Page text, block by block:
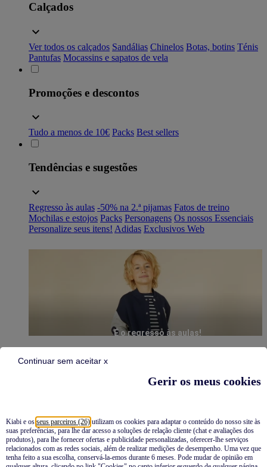
Gerir os meus cookies
Kiabi e os seus parceiros (26) utilizam os cookies para adaptar o conteúdo do nosso site às
suas preferências, para lhe dar acesso a soluções de relação cliente (chat e avaliações dos
produtos), para lhe fornecer ofertas e publicidade personalizadas, oferecer-lhe serviços
relacionados com as redes sociais, além de realizar medições de desempenho. Uma vez que
tenha feito a sua escolha, conservá-la-emos durante 6 meses. Pode mudar de opinião em
Continuar sem aceitar x
Calçados
Ver todos os calçados Sandálias Chinelos Botas, botins Ténis
Pantufas Mocassins e sapatos de vela
Promoções e descontos
Tudo a menos de 10€ Packs Best sellers
Tendências e sugestões
Regresso às aulas -50% na 2.ª pijamas Fatos de treino
Mochilas e estojos Packs Personagens Os nossos Essenciais
Personalize seus itens! Adidas Exclusivos Web
É o regresso às aulas!
Pijamas
Novidades